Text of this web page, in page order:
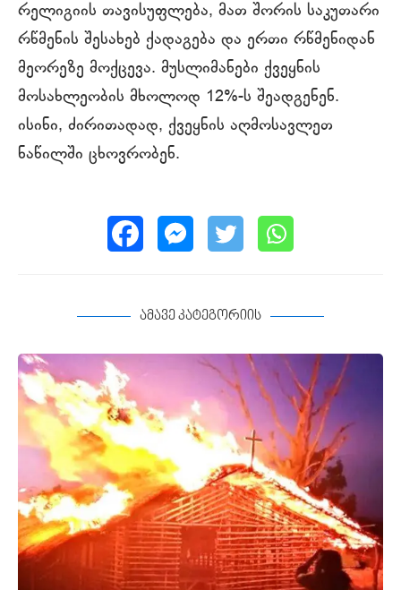
რელიგიის თავისუფლება, მათ შორის საკუთარი
რწმენის შესახებ ქადაგება და ერთი რწმენიდან
მეორეზე მოქცევა. მუსლიმანები ქვეყნის
მოსახლეობის მხოლოდ 12%-ს შეადგენენ.
ისინი, ძირითადად, ქვეყნის აღმოსავლეთ
ნაწილში ცხოვრობენ.
ამავე კატეგორიის